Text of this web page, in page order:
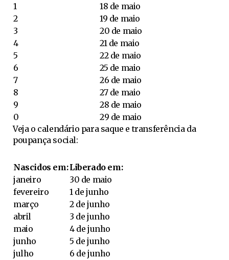
1
18 de maio
2
19 de maio
3
20 de maio
4
21 de maio
5
22 de maio
6
25 de maio
7
26 de maio
8
27 de maio
9
28 de maio
0
29 de maio
Veja o calendário para saque e transferência da
poupança social:
Nascidos em:Liberado em:
janeiro
30 de maio
fevereiro
1 de junho
março
2 de junho
abril
3 de junho
maio
4 de junho
junho
5 de junho
julho
6 de junho